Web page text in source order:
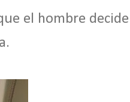
el hombre